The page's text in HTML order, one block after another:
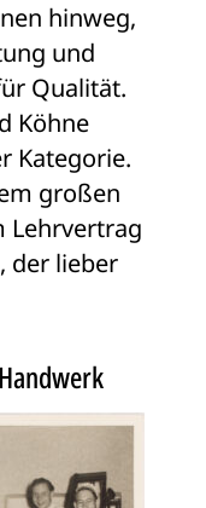
hinweg,
und
Qualität.
Köhne
Kategorie.
großen
Lehrvertrag
der lieber